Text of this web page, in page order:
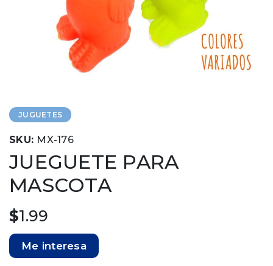
JUGUETES
SKU: MX-176
JUEGUETE PARA
MASCOTA
$1.99
Me interesa